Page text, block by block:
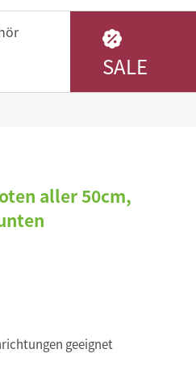
SALE
aller 50cm,
geeignet